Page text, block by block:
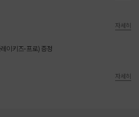
이키즈-프로) 증정
자세히
자세히